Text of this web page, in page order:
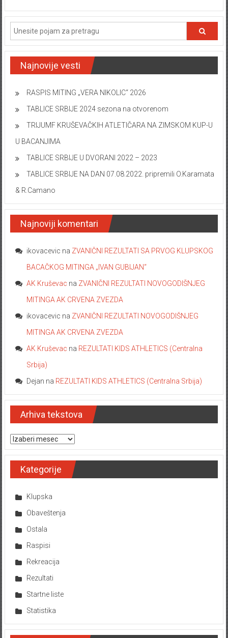
Najnovije vesti
RASPIS MITING „VERA NIKOLIC“ 2026
TABLICE SRBIJE 2024 sezona na otvorenom
TRIJUMF KRUŠEVAČKIH ATLETIČARA NA ZIMSKOM KUP-U
U BACANJIMA
TABLICE SRBIJE U DVORANI 2022 – 2023
TABLICE SRBIJE NA DAN 07.08.2022. pripremili O.Karamata
& R.Camano
Najnoviji komentari
ikovacevic na ZVANIČNI REZULTATI SA PRVOG KLUPSKOG
BACAČKOG MITINGA „IVAN GUBIJAN“
AK Kruševac na ZVANIČNI REZULTATI NOVOGODIŠNJEG
MITINGA AK CRVENA ZVEZDA
ikovacevic na ZVANIČNI REZULTATI NOVOGODIŠNJEG
MITINGA AK CRVENA ZVEZDA
AK Kruševac na REZULTATI KIDS ATHLETICS (Centralna
Srbija)
Dejan na REZULTATI KIDS ATHLETICS (Centralna Srbija)
Arhiva tekstova
Arhiva tekstova
Kategorije
Klupska
Obaveštenja
Ostala
Raspisi
Rekreacija
Rezultati
Startne liste
Statistika